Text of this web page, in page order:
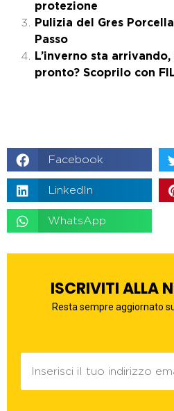
protezione
Pulizia del Gres
Passo
L’inverno sta
pronto? Scoprilo con
Facebook
LinkedIn
WhatsApp
ISCRIVITI ALLA
Resta sempre aggiornato